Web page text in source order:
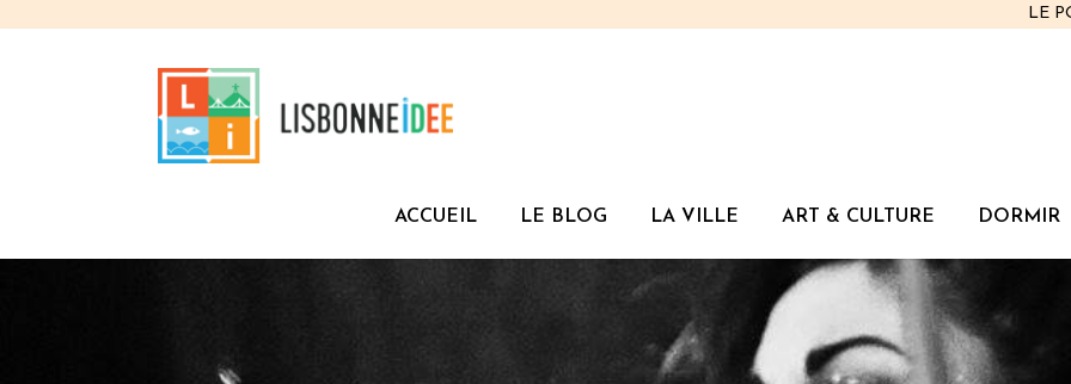
LE
ACCUEIL LE BLOG LA VILLE ART & CULTURE DORMIR